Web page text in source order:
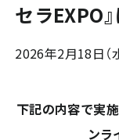
セラEXPO
2026年2月18日（
下記の内容で実
ンラ